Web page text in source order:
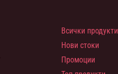
Всички продукти
Нови стоки
Промоции